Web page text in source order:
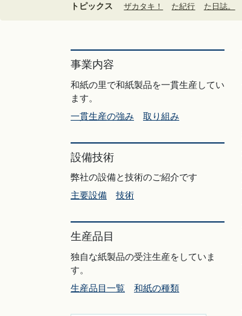
トピックス ザカタキ！ た紀行 た日誌。
事業内容
和紙の里で和紙製品を一貫生産してい
ます。
一貫生産の強み
取り組み
設備技術
弊社の設備と技術のご紹介です
主要設備
技術
生産品目
独自な紙製品の受注生産をしていま
す。
生産品目一覧
和紙の種類